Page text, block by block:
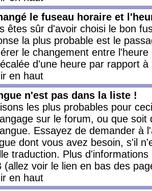
le fuseau horaire et
êtes sûr d'avoir choisi le bon
la plus probable est le
le changement entre
d'une heure par rapport à
en haut
n'est pas dans la liste !
les plus probables pour
sur le forum, ou que
Essayez de demander à
dont vous avez besoin, s'il
traduction. Plus
(allez voir le lien en bas des
en haut